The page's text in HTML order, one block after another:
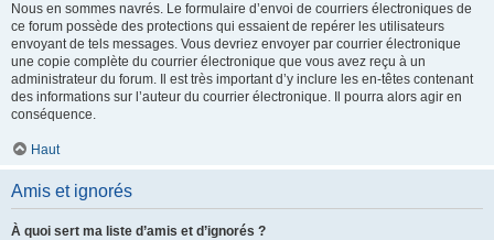
Nous en sommes navrés. Le formulaire d’envoi de courriers électroniques de
ce forum possède des protections qui essaient de repérer les utilisateurs
envoyant de tels messages. Vous devriez envoyer par courrier électronique
une copie complète du courrier électronique que vous avez reçu à un
administrateur du forum. Il est très important d’y inclure les en-têtes contenant
des informations sur l’auteur du courrier électronique. Il pourra alors agir en
conséquence.
Haut
Amis et ignorés
À quoi sert ma liste d’amis et d’ignorés ?